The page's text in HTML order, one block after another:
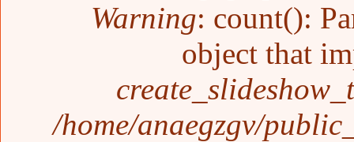
Warning: count():
object that
/home/anaegzgv/